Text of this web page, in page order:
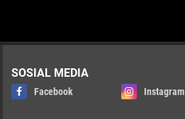
SOSIAL MEDIA
Facebook Instagram